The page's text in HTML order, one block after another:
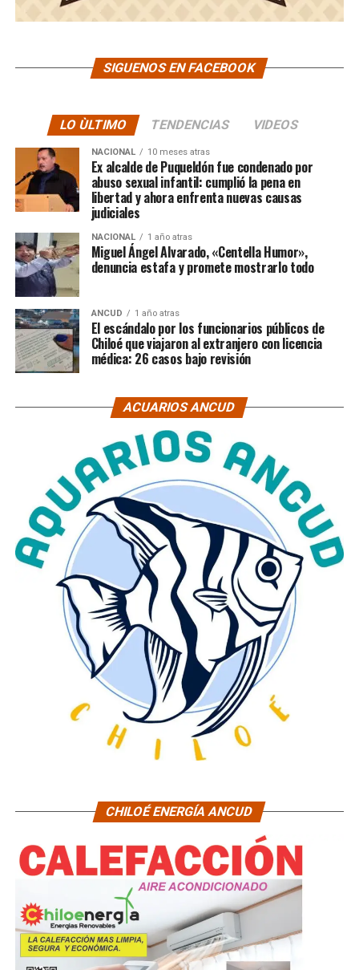
SIGUENOS EN FACEBOOK
LO ÙLTIMO TENDENCIAS VIDEOS
NACIONAL 10 meses atras
Ex alcalde de Puqueldón fue condenado por
abuso sexual infantil: cumplió la pena en
libertad y ahora enfrenta nuevas causas
judiciales
NACIONAL 1 año atras
Miguel Ángel Alvarado, «Centella Humor»,
denuncia estafa y promete mostrarlo todo
ANCUD 1 año atras
El escándalo por los funcionarios públicos de
Chiloé que viajaron al extranjero con licencia
médica: 26 casos bajo revisión
ACUARIOS ANCUD
CHILOÉ ENERGÍA ANCUD